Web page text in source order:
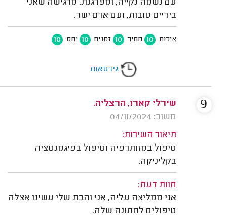
עם נשמה נקייה, ומפרגנת. מרגישה שאני
בידיים טובות, ועם אדם ישר.
איכות 10 מחיר 10 זמנים 10 יחס 10
גירסאות
שירלי קארו, הרצליה.
משוב: 04/11/2024
תיאור השירות:
טיפול במזותרפיה וטיפול בפיגמנטציה
בקליניקה.
חוות דעת:
אני ממליצה עליה, אני והבת שלי עשינו אצלה
טיפולים לחתונה שלה.
9